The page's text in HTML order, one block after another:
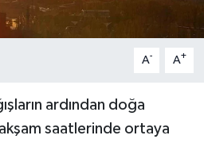
A- A+
ardından doğa
saatlerinde ortaya